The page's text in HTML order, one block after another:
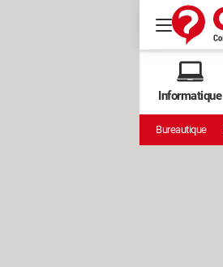
Informatique
Bureautique